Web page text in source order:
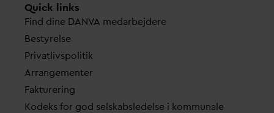
Quick links
Find dine DANVA medarbejdere
Bestyrelse
Privatlivspolitik
Arrangementer
Fakturering
Kodeks for god selskabsledelse i kommunale